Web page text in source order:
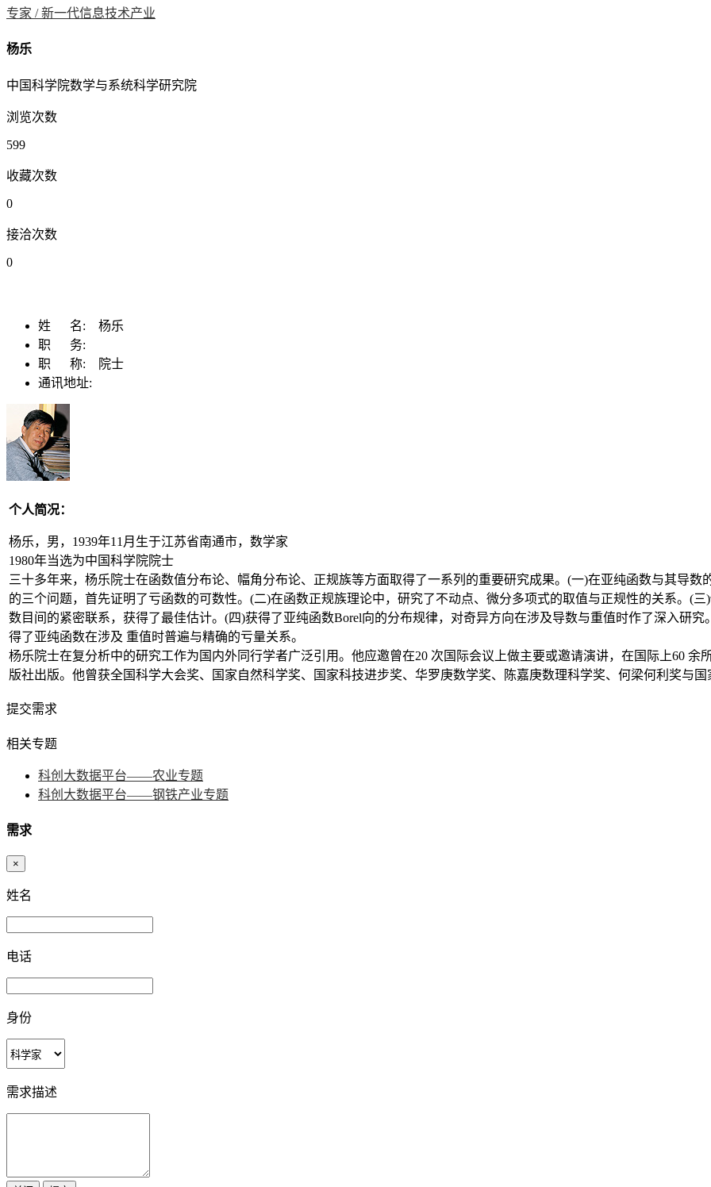
专家 /新一代信息技术产业
杨乐
中国科学院数学与系统科学研究院
浏览次数
599
收藏次数
0
接洽次数
0
姓 名: 杨乐
职 务:
职 称:
院士
通讯地址:
个人简况：
杨乐，男，1939年11月生于江苏省南通市，数学家
1980年当选为中国科学院院士
三十多年来，杨乐院士在函数值分布论、幅角分布论、正规族等方面取得了一系列的重要研究成果。(一)在亚纯函数与其导数
的三个问题，首先证明了亏函数的可数性。(二)在函数正规族理论中，研究了不动点、微分多项式的取值与正规性的关系。(
数目间的紧密联系，获得了最佳估计。(四)获得了亚纯函数Borel向的分布规律，对奇异方向在涉及导数与重值时作了深入研究
得了亚纯函数在涉及 重值时普遍与精确的亏量关系。
杨乐院士在复分析中的研究工作为国内外同行学者广泛引用。他应邀曾在20 次国际会议上做主要或邀请演讲，在国际上60 余
版社出版。他曾获全国科学大会奖、国家自然科学奖、国家科技进步奖、华罗庚数学奖、陈嘉庚数理科学奖、何梁何利奖与国
提交需求
相关专题
科创大数据平台——农业专题
科创大数据平台——钢铁产业专题
需求
×
姓名
电话
身份
需求描述